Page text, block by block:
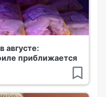
августе:
приближается